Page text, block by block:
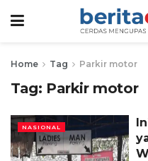
Home Tag Parkir motor
Tag: Parkir motor
NASIONAL